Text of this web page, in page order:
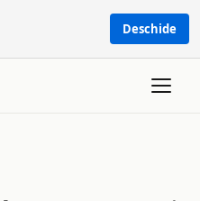
Deschide